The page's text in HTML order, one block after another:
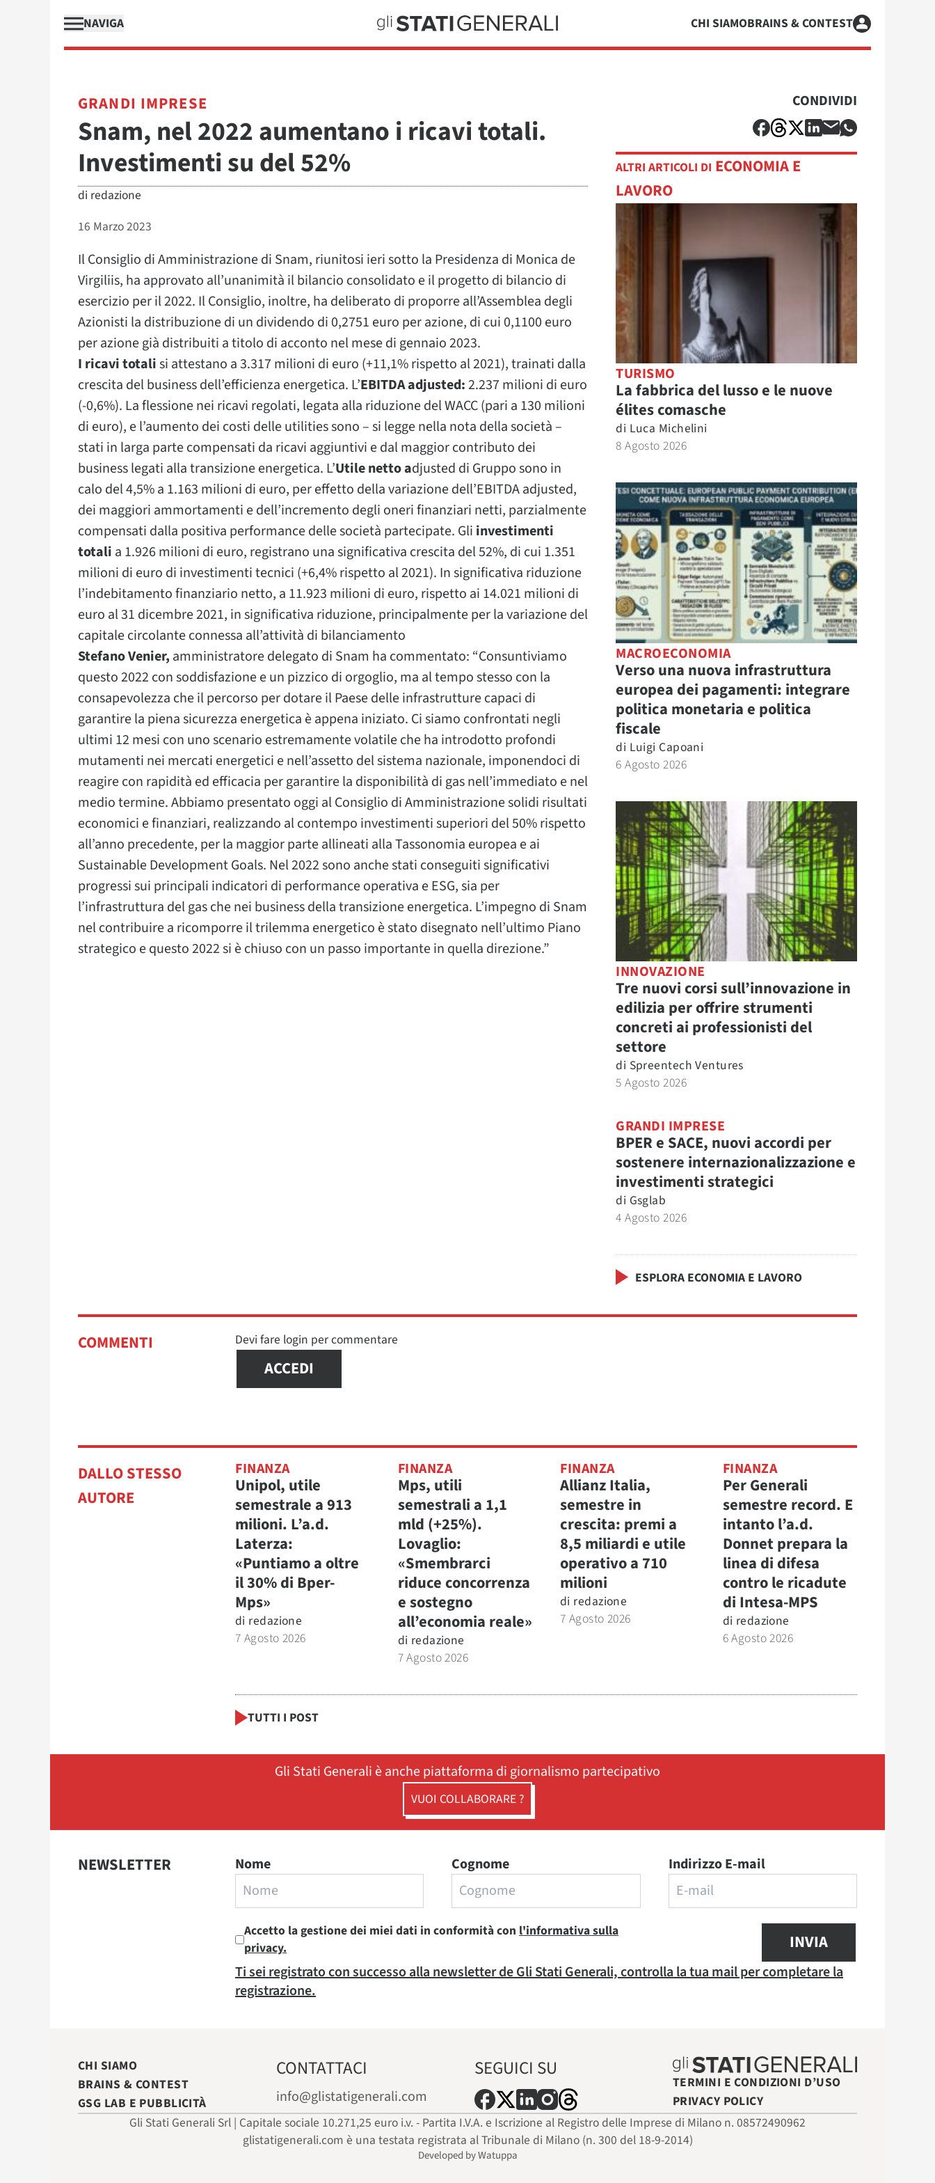
NAVIGA CHI SIAMOBRAINS & CONTEST
GRANDI IMPRESE
Snam, nel 2022 aumentano i ricavi totali.
Investimenti su del 52%
di redazione
16 Marzo 2023
Il Consiglio di Amministrazione di Snam, riunitosi ieri sotto la Presidenza di Monica de
Virgiliis, ha approvato all’unanimità il bilancio consolidato e il progetto di bilancio di
esercizio per il 2022. Il Consiglio, inoltre, ha deliberato di proporre all’Assemblea degli
Azionisti la distribuzione di un dividendo di 0,2751 euro per azione, di cui 0,1100 euro
per azione già distribuiti a titolo di acconto nel mese di gennaio 2023.
I ricavi totalisi attestano a 3.317 milioni di euro (+11,1% rispetto al 2021), trainati dalla
crescita del business dell’efficienza energetica. L’EBITDA adjusted:2.237 milioni di euro
(-0,6%). La flessione nei ricavi regolati, legata alla riduzione del WACC (pari a 130 milioni
di euro), e l’aumento dei costi delle utilities sono – si legge nella nota della società –
stati in larga parte compensati da ricavi aggiuntivi e dal maggior contributo dei
business legati alla transizione energetica. L’Utile netto adjusted di Gruppo sono in
calo del 4,5% a 1.163 milioni di euro, per effetto della variazione dell’EBITDA adjusted,
dei maggiori ammortamenti e dell’incremento degli oneri finanziari netti, parzialmente
compensati dalla positiva performance delle società partecipate. Gli investimenti
totali a 1.926 milioni di euro, registrano una significativa crescita del 52%, di cui 1.351
milioni di euro di investimenti tecnici (+6,4% rispetto al 2021). In significativa riduzione
l’indebitamento finanziario netto, a 11.923 milioni di euro, rispetto ai 14.021 milioni di
euro al 31 dicembre 2021, in significativa riduzione, principalmente per la variazione del
capitale circolante connessa all’attività di bilanciamento
Stefano Venier, amministratore delegato di Snam ha commentato: “Consuntiviamo
questo 2022 con soddisfazione e un pizzico di orgoglio, ma al tempo stesso con la
consapevolezza che il percorso per dotare il Paese delle infrastrutture capaci di
garantire la piena sicurezza energetica è appena iniziato. Ci siamo confrontati negli
ultimi 12 mesi con uno scenario estremamente volatile che ha introdotto profondi
mutamenti nei mercati energetici e nell’assetto del sistema nazionale, imponendoci di
reagire con rapidità ed efficacia per garantire la disponibilità di gas nell’immediato e nel
medio termine. Abbiamo presentato oggi al Consiglio di Amministrazione solidi risultati
economici e finanziari, realizzando al contempo investimenti superiori del 50% rispetto
all’anno precedente, per la maggior parte allineati alla Tassonomia europea e ai
Sustainable Development Goals. Nel 2022 sono anche stati conseguiti significativi
progressi sui principali indicatori di performance operativa e ESG, sia per
l’infrastruttura del gas che nei business della transizione energetica. L’impegno di Snam
nel contribuire a ricomporre il trilemma energetico è stato disegnato nell’ultimo Piano
strategico e questo 2022 si è chiuso con un passo importante in quella direzione.”
CONDIVIDI
ALTRI ARTICOLI DI ECONOMIA E
LAVORO
TURISMO
La fabbrica del lusso e le nuove
élites comasche
di Luca Michelini
8 Agosto 2026
MACROECONOMIA
Verso una nuova infrastruttura
europea dei pagamenti: integrare
politica monetaria e politica
fiscale
di Luigi Capoani
6 Agosto 2026
INNOVAZIONE
Tre nuovi corsi sull’innovazione in
edilizia per offrire strumenti
concreti ai professionisti del
settore
di Spreentech Ventures
5 Agosto 2026
GRANDI IMPRESE
BPER e SACE, nuovi accordi per
sostenere internazionalizzazione e
investimenti strategici
di Gsglab
4 Agosto 2026
ESPLORA ECONOMIA E LAVORO
COMMENTI Devi fare login per commentare
ACCEDI
DALLO STESSO
AUTORE
FINANZA
Unipol, utile
semestrale a 913
milioni. L’a.d.
Laterza:
«Puntiamo a oltre
il 30% di Bper-
Mps»
di redazione
7 Agosto 2026
FINANZA
Mps, utili
semestrali a 1,1
mld (+25%).
Lovaglio:
«Smembrarci
riduce concorrenza
e sostegno
all’economia reale»
di redazione
7 Agosto 2026
FINANZA
Allianz Italia,
semestre in
crescita: premi a
8,5 miliardi e utile
operativo a 710
milioni
di redazione
7 Agosto 2026
FINANZA
Per Generali
semestre record. E
intanto l’a.d.
Donnet prepara la
linea di difesa
contro le ricadute
di Intesa-MPS
di redazione
6 Agosto 2026
TUTTI I POST
Gli Stati Generali è anche piattaforma di giornalismo partecipativo
VUOI COLLABORARE ?
NEWSLETTER Nome Cognome Indirizzo E-mail
Accetto la gestione dei miei dati in conformità con l'informativa sulla
privacy.
INVIA
Ti sei registrato con successo alla newsletter de Gli Stati Generali, controlla la tua mail per completare la
registrazione.
CHI SIAMO
BRAINS & CONTEST
GSG LAB E PUBBLICITÀ
CONTATTACI
info@glistatigenerali.com
SEGUICI SU
TERMINI E CONDIZIONI D’USO
PRIVACY POLICY
Gli Stati Generali Srl | Capitale sociale 10.271,25 euro i.v. - Partita I.V.A. e Iscrizione al Registro delle Imprese di Milano n. 08572490962
glistatigenerali.com è una testata registrata al Tribunale di Milano (n. 300 del 18-9-2014)
Developed by Watuppa